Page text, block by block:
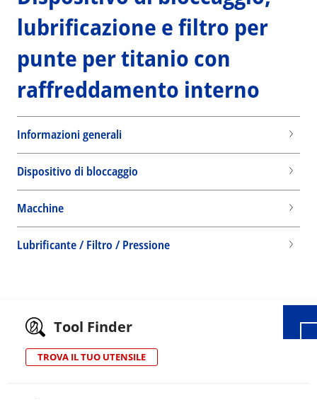
lubrificazione e filtro per
punte per titanio con
raffreddamento interno
Informazioni generali
Dispositivo di bloccaggio
Macchine
Lubrificante / Filtro / Pressione
Tool Finder
TROVA IL TUO UTENSILE